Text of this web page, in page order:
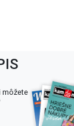
môžete